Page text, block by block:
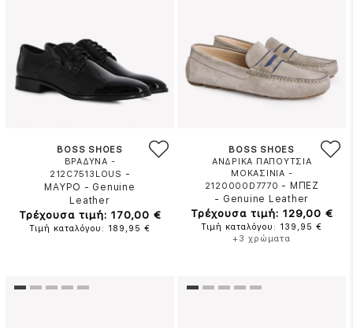
BOSS SHOES
ΒΡΑΔΥΝΑ -
212C7513LOUS -
ΜΑΥΡΟ - Genuine
Leather
Τρέχουσα τιμή: 170,00 €
Τιμή καταλόγου: 189,95 €
BOSS SHOES
ΑΝΔΡΙΚΑ ΠΑΠΟΥΤΣΙΑ
ΜΟΚΑΣΙΝΙΑ -
2120000D7770 - ΜΠΕΖ
- Genuine Leather
Τρέχουσα τιμή: 129,00 €
Τιμή καταλόγου: 139,95 €
+3 χρώματα